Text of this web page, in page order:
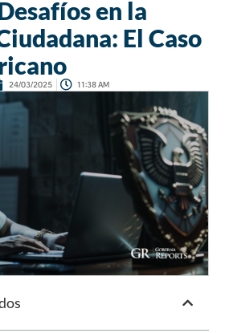
en la
El Caso
24/03/2025 11:38 AM